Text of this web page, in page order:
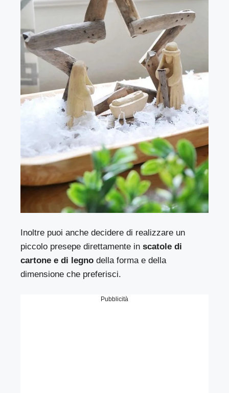
Inoltre puoi anche decidere di realizzare un
piccolo presepe direttamente in scatole di
cartone e di legno della forma e della
dimensione che preferisci.
Pubblicità